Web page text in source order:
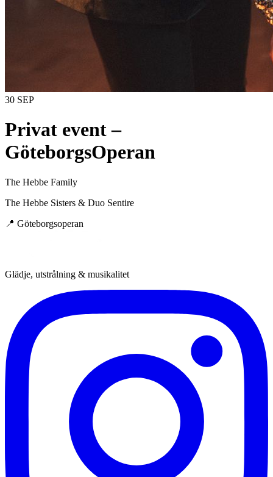
30 SEP
Privat event –
GöteborgsOperan
The Hebbe Family
The Hebbe Sisters & Duo Sentire
📍 Göteborgsoperan
Glädje, utstrålning & musikalitet